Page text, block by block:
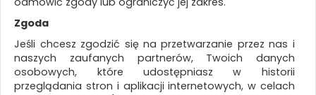
REKLAMA
AKTUALNOŚCI
Prezentacja
Bloki, magnesy, gąbki, spraye do
Zgoda
Jeśli chcesz zgodzić się na przetwarzanie przez nas i
naszych zaufanych partnerów, Twoich danych
osobowych, które udostępniasz w historii
przeglądania stron i aplikacji internetowych, w celach